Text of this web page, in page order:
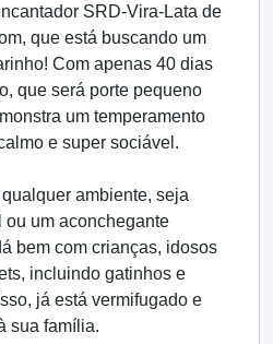
SRD-Vira-Lata de
que está buscando um
Com apenas 40 dias
que será porte pequeno
um temperamento
e super sociável.
ambiente, seja
ou um aconchegante
bem com crianças, idosos
incluindo gatinhos e
já está vermifugado e
sua família.